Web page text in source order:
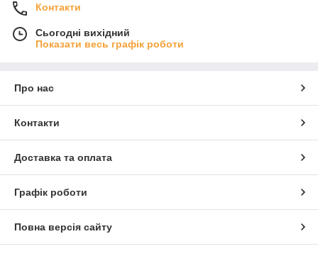
Контакти
Сьогодні вихідний
Показати весь графік роботи
Про нас
Контакти
Доставка та оплата
Графік роботи
Повна версія сайту